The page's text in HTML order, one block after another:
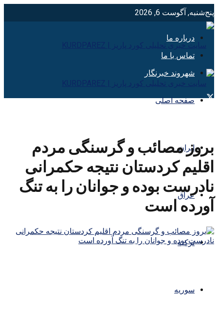
پنج‌شنبه, آگوست 6, 2026
درباره ما
تماس با ما
شهروند خبرنگار
صفحه اصلی
ایران
عراق
ترکیه
سوریه
بروز مصائب و گرسنگی مردم
اقلیم کردستان نتیجه حکمرانی
نادرست بوده و جوانان را به تنگ
آورده است